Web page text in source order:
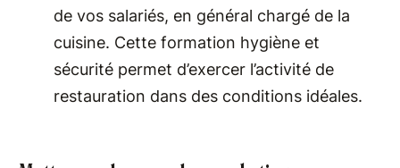
de vos salariés, en général chargé de la
cuisine. Cette formation hygiène et
sécurité permet d’exercer l’activité de
restauration dans des conditions idéales.